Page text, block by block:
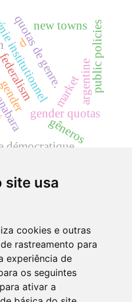
site usa
cookies e outras
rastreamento para
experiência de
os seguintes
para ativar a
quotas de genre.
gender quotas
gêneros
d
market
démocratique
argentinepublic policies
new towns
ISSN: 0104-4478